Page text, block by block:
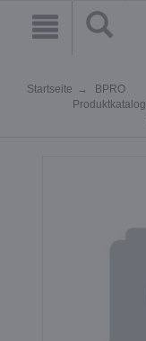
Startseite
BPRO
Produktkatalog